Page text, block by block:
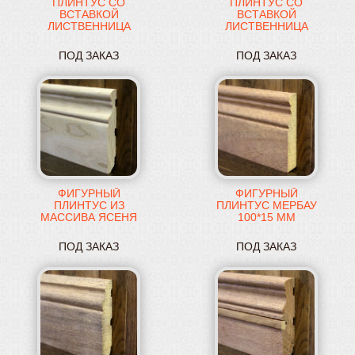
ВСТАВКОЙ
ЛИСТВЕННИЦА
ПОД ЗАКАЗ
ВСТАВКОЙ
ЛИСТВЕННИЦА
ПОД ЗАКАЗ
ФИГУРНЫЙ
ПЛИНТУС ИЗ
МАССИВА ЯСЕНЯ
ПОД ЗАКАЗ
ФИГУРНЫЙ
ПЛИНТУС МЕРБАУ
100*15 ММ
ПОД ЗАКАЗ